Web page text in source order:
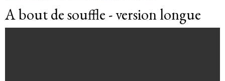
A bout de souffle - version longue